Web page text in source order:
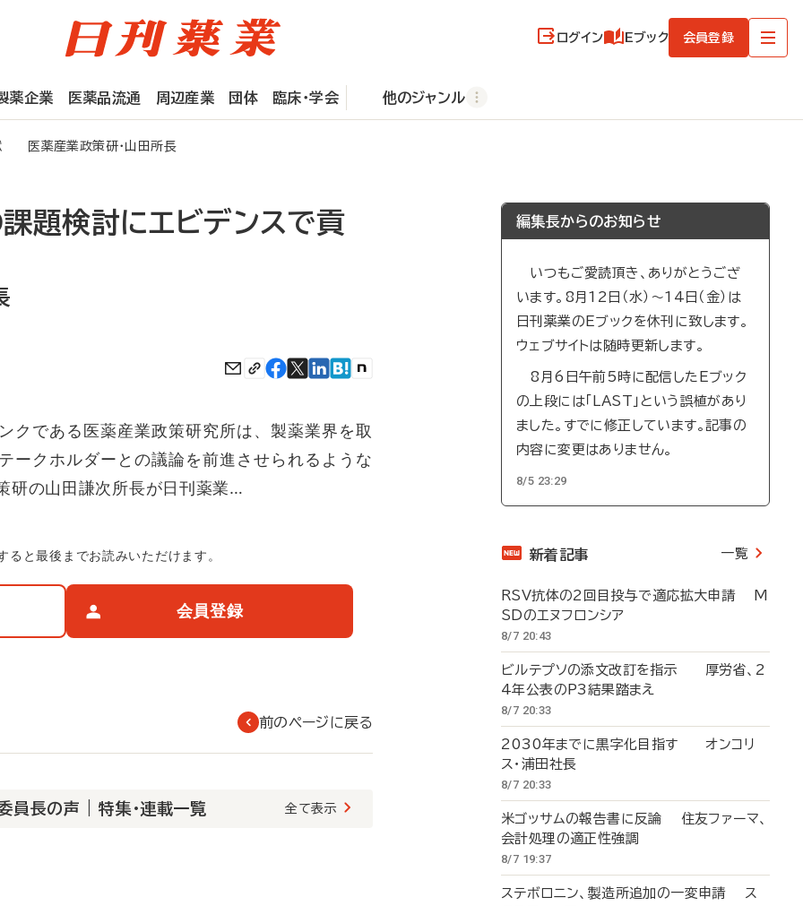
ログイン Eブック 会員登録
薬企業 医薬品流通 周辺産業 団体 臨床・学会 他のジャンル
献 医薬産業政策研・山田所長
課題検討にエビデンスで貢
である医薬産業政策研究所は、製薬業界を取
ークホルダーとの議論を前進させられるような
研の山田謙次所長が日刊薬業…
ると最後までお読みいただけます。
会員登録
前のページに戻る
員長の声 | 特集・連載一覧 全て表示
編集長からのお知らせ
いつもご愛読頂き、ありがとうござ
います。8月12日（水）～14日（金）は
日刊薬業のEブックを休刊に致します。
ウェブサイトは随時更新します。
8月6日午前5時に配信したEブック
の上段には「LAST」という誤植があり
ました。すでに修正しています。記事の
内容に変更はありません。
8/5 23:29
新着記事 一覧
RSV抗体の2回目投与で適応拡大申請 M
SDのエヌフロンシア
8/7 20:43
ビルテプソの添文改訂を指示 厚労省、2
4年公表のP3結果踏まえ
8/7 20:33
2030年までに黒字化目指す オンコリ
ス・浦田社長
8/7 20:33
米ゴッサムの報告書に反論 住友ファーマ、
会計処理の適正性強調
8/7 19:37
ステボロニン、製造所追加の一変申請 ス